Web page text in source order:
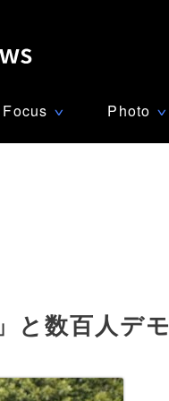
Focus ∨ Photo ∨
と数百人デモ